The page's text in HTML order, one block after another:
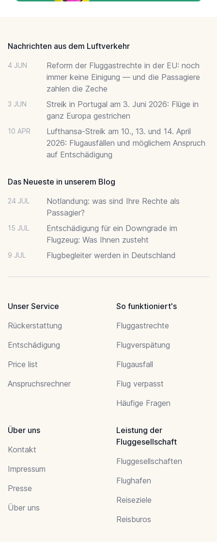
Nachrichten aus dem Luftverkehr
4 JUN
Reform der Fluggastrechte in der EU: noch
immer keine Einigung — und die Passagiere
zahlen die Zeche
3 JUN
Streik in Portugal am 3. Juni 2026: Flüge in
ganz Europa gestrichen
10 APR
Lufthansa-Streik am 10., 13. und 14. April
2026: Flugausfällen und möglichem Anspruch
auf Entschädigung
Das Neueste in unserem Blog
24 JUL
Notlandung: was sind Ihre Rechte als
Passagier?
15 JUL
Entschädigung für ein Downgrade im
Flugzeug: Was Ihnen zusteht
9 JUL Flugbegleiter werden in Deutschland
Unser Service
Rückerstattung
Entschädigung
Price list
Anspruchsrechner
So funktioniert's
Fluggastrechte
Flugverspätung
Flugausfall
Flug verpasst
Häufige Fragen
Über uns
Kontakt
Impressum
Presse
Über uns
Leistung der
Fluggesellschaft
Fluggesellschaften
Flughafen
Reiseziele
Reisburos